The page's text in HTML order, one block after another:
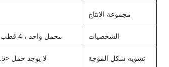
مجموعة الانتاج
الشخصيات محمل واحد ، 4 قطب ، بدون فرش ، عزل من الفئة H ، IP23
تشويه شكل الموجة لا يوجد حمل <1.5٪ وغير مشوه حمل خطي متوازن <5٪